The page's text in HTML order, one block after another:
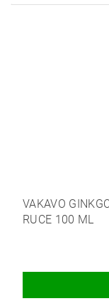
VAKAVO
RUCE 100 ML